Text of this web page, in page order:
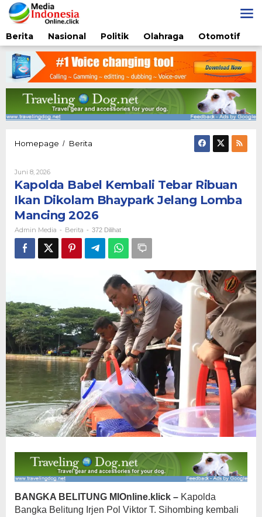
Lewati
ke
konten
Berita
Nasional Politik Olahraga Otomotif
Homepage / Berita
Ribuan
Ikan
Dikolam
Bhaypark
Jelang
Lomba
Mancing
2026
Juni 8, 2026Oleh
Admin
Media
Kapolda Babel Kembali Tebar Ribuan
Ikan Dikolam Bhaypark Jelang Lomba
Mancing 2026
Admin Media - Berita - 372 Dilihat
BANGKA BELITUNG MIOnline.klick – Kapolda
Bangka Belitung Irjen Pol Viktor T. Sihombing kembali